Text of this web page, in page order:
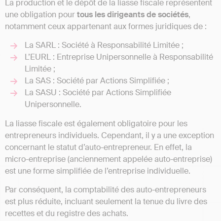
La production et le dépôt de la liasse fiscale représentent
une obligation pourtous les dirigeants de sociétés,
notamment ceux appartenant aux formes juridiques de :
La SARL : Société à Responsabilité Limitée ;
L’EURL : Entreprise Unipersonnelle à Responsabilité
Limitée ;
La SAS : Société par Actions Simplifiée ;
La SASU : Société par Actions Simplifiée
Unipersonnelle.
La liasse fiscale est également obligatoire pour les
entrepreneurs individuels. Cependant, il y a une exception
concernant le statut d’auto-entrepreneur. En effet, la
micro-entreprise (anciennement appelée auto-entreprise)
est une forme simplifiée de l’entreprise individuelle.
Par conséquent, la comptabilité des auto-entrepreneurs
est plus réduite, incluant seulement la tenue du livre des
recettes et du registre des achats.